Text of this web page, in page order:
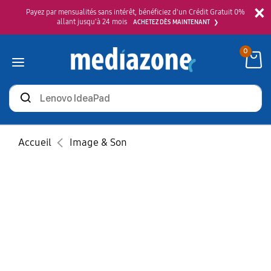
×
Payez par mensualités sans intérêt, bénéficiez d'un Crédit Gratuit 0%
allant jusqu'à 24 mois
ACHETEZ DÈS MAINTENANT
Rechercher
des
produits
0
Accueil Image & Son